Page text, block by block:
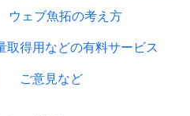
ウェブ魚拓の考え方
取得用などの有料サービス
ご意見など